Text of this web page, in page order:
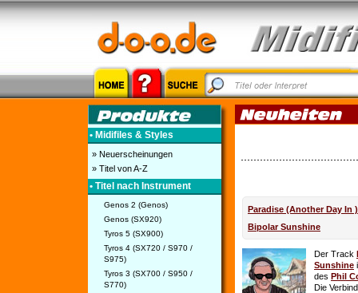
• Midifiles & Styles
» Neuerscheinungen
» Titel von A-Z
• Titel nach Instrument
Genos 2 (Genos)
Genos (SX920)
Tyros 5 (SX900)
Tyros 4 (SX720 / S970 /
S975)
Tyros 3 (SX700 / S950 /
S770)
Paradise (Another Day In
Bipolar Sunshine
Der Track
Sunshine
des Phil
Die